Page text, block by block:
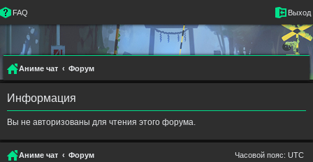
FAQ Выход
Аниме чат Форум
Информация
Вы не авторизованы для чтения этого форума.
Аниме чат Форум Часовой пояс: UTC